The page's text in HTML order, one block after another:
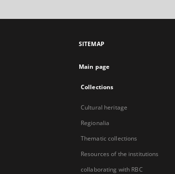
SITEMAP
Main page
Collections
Cultural heritage
Regionalia
Thematic collections
Resources of the institutions
collaborating with RBC